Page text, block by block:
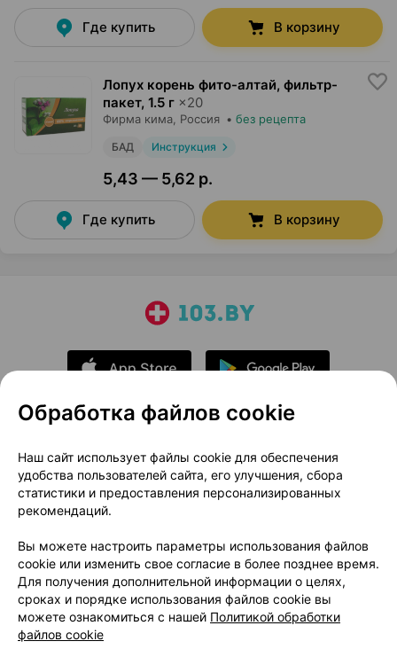
Где купить В корзину
Лопух корень фито-алтай, фильтр-
пакет, 1.5 г ×20
Фирма кима, Россия • без рецепта
БАД Инструкция
5,43 — 5,62 р.
Где купить В корзину
О проекте
Новости проекта
Размещение рекламы
Медицинский маркетинг
Публичный договор
Доставка
Способы оплаты
Вакансии
Партнеры
Написать руководителю 103.by
Написать в поддержку
Персональные настройки Cookie
Обработка файлов cookie
Наш сайт использует файлы cookie для обеспечения
удобства пользователей сайта, его улучшения, сбора
статистики и предоставления персонализированных
рекомендаций.
Вы можете настроить параметры использования файлов
cookie или изменить свое согласие в более позднее время.
Для получения дополнительной информации о целях,
сроках и порядке использования файлов cookie вы
можете ознакомиться с нашей Политикой обработки
файлов cookie